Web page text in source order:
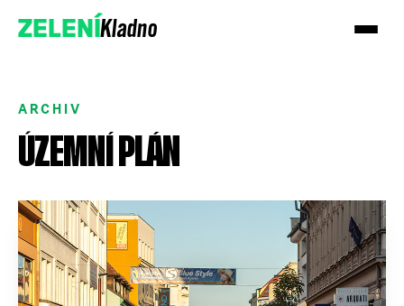
ZELENÍKladno
ARCHIV
ÚZEMNÍ PLÁN